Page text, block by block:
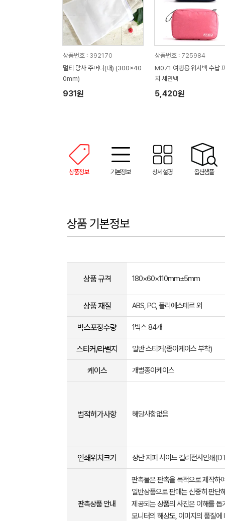
상품번호 : 392170
멀티 망사 주머니(대) (300x40
0mm)
931원
상품번호 : 725984
M071 여행용 워시백 수납
치 세면백
5,420원
상품정보 기본정보 상세설명 옵션샘플
상품 기본정보
상품 규격 180×60×110mm±5mm
상품 재질 ABS, PC, 폴리에스테르 외
박스포장수량 1박스 84개
스티커/라벨지 일반 스티커(종이케이스 부착)
케이스 개별종이케이스
법적허가사항 해당사항없음
인쇄위치크기 상단 지퍼 사이드 컬러전사인쇄
판촉상품 안내
판촉물은 판촉을 목적으로 제작하
일반상품으로 판매는 신중히 판단
제공되는 상품의 사진은 이해를
모니터의 해상도, 이미지의 품질